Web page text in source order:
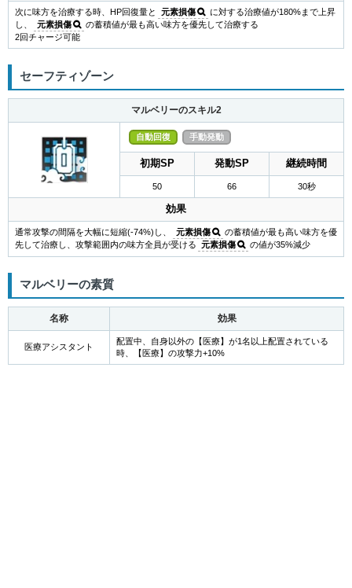
次に味方を治療する時、HP回復量と 元素損傷
に対する治療値が180%まで上昇
し、
元素損傷
の蓄積値が最も高い味方を優先して治療する
2回チャージ可能
セーフティゾーン
マルベリーのスキル2
自動回復 手動発動
初期SP 発動SP 継続時間
50 66 30秒
効果
通常攻撃の間隔を大幅に短縮(-74%)し、 元素損傷
の蓄積値が最も高い味方を優
先して治療し、攻撃範囲内の味方全員が受ける 元素損傷 の値が35%減少
マルベリーの素質
名称 効果
医療アシスタント
配置中、自身以外の【医療】が1名以上配置されている
時、【医療】の攻撃力+10%